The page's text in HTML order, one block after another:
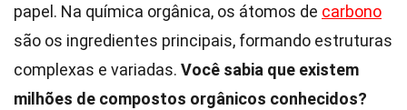
papel. Na química orgânica, os átomos de carbono
são os ingredientes principais, formando estruturas
complexas e variadas. Você sabia que existem
milhões de compostos orgânicos conhecidos?